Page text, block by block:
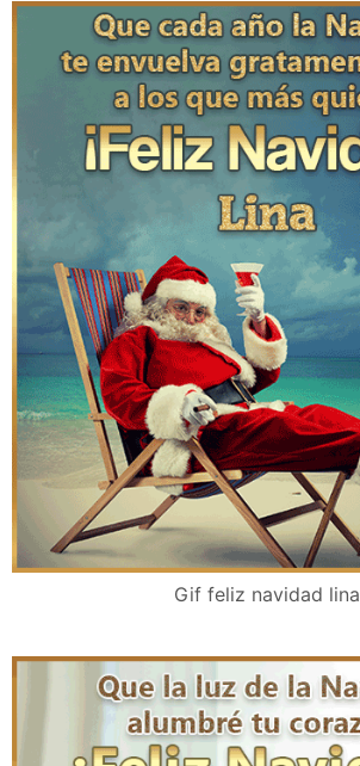
Gif feliz navidad lina